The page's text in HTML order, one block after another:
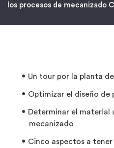
los procesos de mecanizado
Un tour por la planta
Optimizar el diseño de
Determinar el material
mecanizado
Cinco aspectos a